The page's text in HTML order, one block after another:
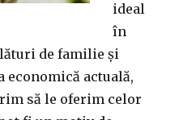
ideal
în
de familie și
actuală,
să le oferim celor